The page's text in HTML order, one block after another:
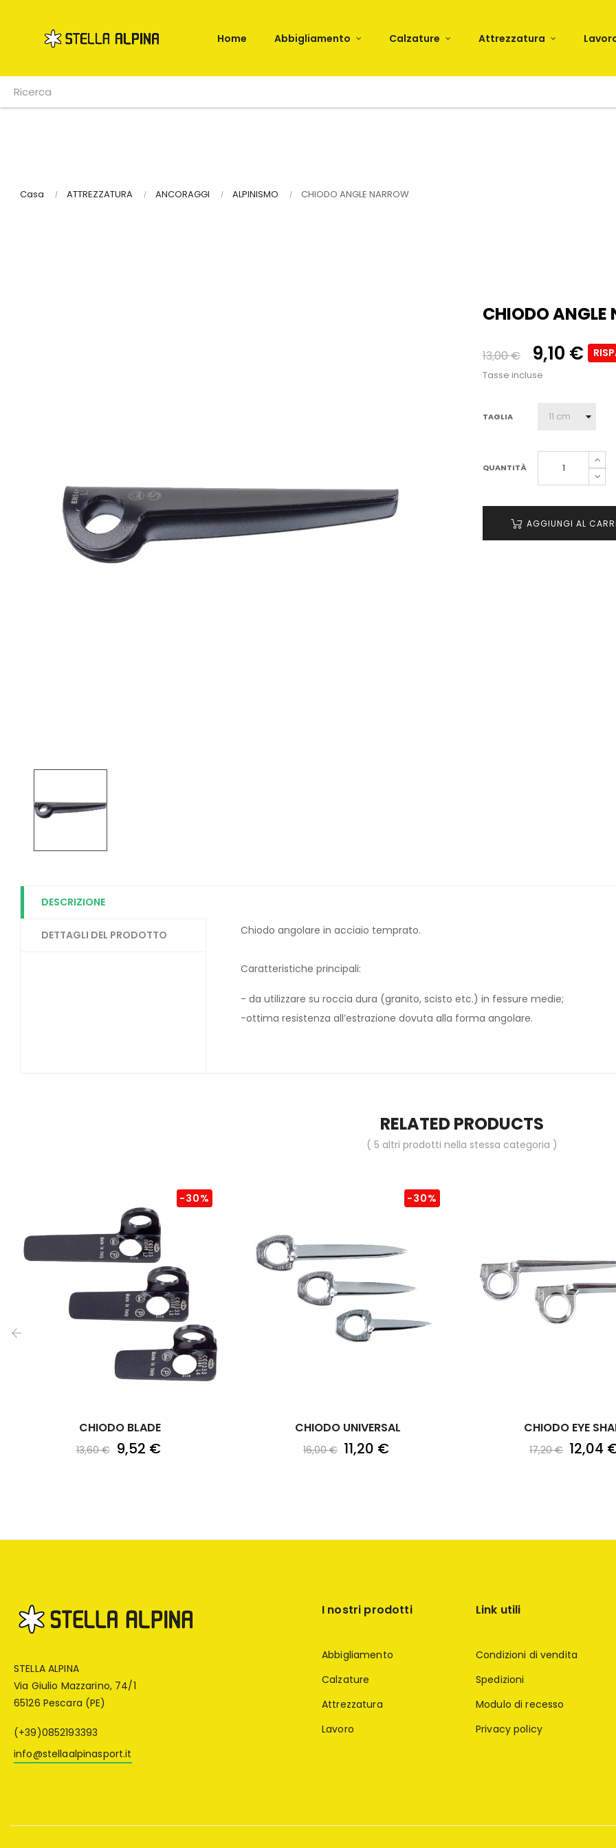
Home Abbigliamento Calzature Attrezzatura
Casa ATTREZZATURA ANCORAGGI ALPINISMO CHIODO ANGLE NARROW
CHIODO ANGLE
13,00 € 9,10 €
Tasse incluse
TAGLIA
QUANTITÀ
AGGIUNGI AL
DESCRIZIONE
DETTAGLI DEL PRODOTTO Chiodo angolare in acciaio temprato.
Caratteristiche principali:
- da utilizzare su roccia dura (granito, scisto etc.) in fessure medie;
-ottima resistenza all’estrazione dovuta alla forma angolare.
RELATED PRODUCTS
( 5 altri prodotti nella stessa categoria )
CHIODO BLADE
13,60 €
-30%
9,52 €
CHIODO UNIVERSAL
16,00 €
-30%
11,20 €
CHIODO EYE
17,20 € 12,04
STELLA ALPINA
Via Giulio Mazzarino, 74/1
65126 Pescara (PE)
(+39)0852193393
info@stellaalpinasport.it
I nostri prodotti
Abbigliamento
Calzature
Attrezzatura
Lavoro
Link utili
Condizioni di vendita
Spedizioni
Modulo di recesso
Privacy policy